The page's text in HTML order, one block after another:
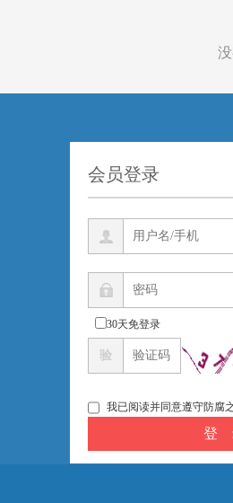
会员登录
30天免登录
验
我已阅读并同意遵守防腐